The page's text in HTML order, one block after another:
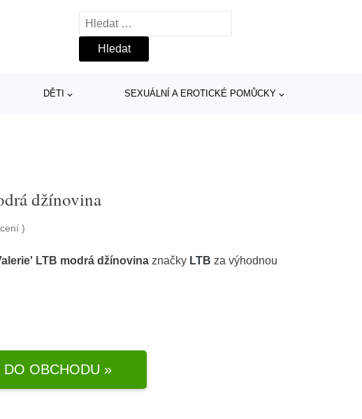
Vyhledávání
DĚTI SEXUÁLNÍ A EROTICKÉ POMŮCKY
džínovina
)
LTB modrá džínovina značky LTB za výhodnou
DO OBCHODU »